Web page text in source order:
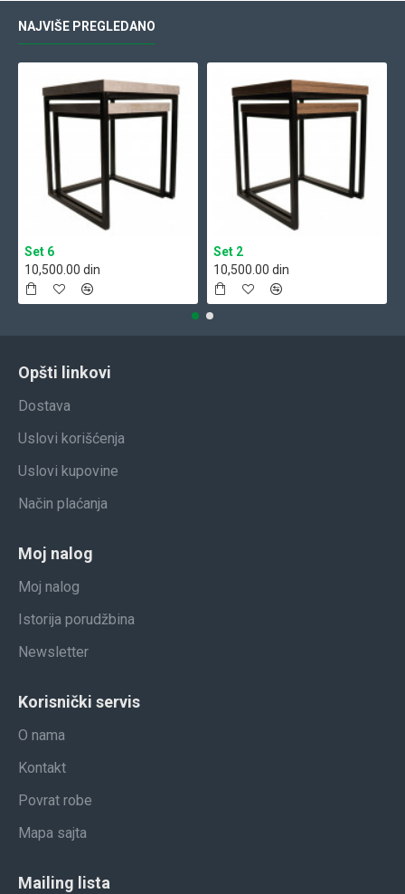
NAJVIŠE PREGLEDANO
Set 6
10,500.00 din
Set 2
10,500.00 din
Opšti linkovi
Dostava
Uslovi korišćenja
Uslovi kupovine
Način plaćanja
Moj nalog
Moj nalog
Istorija porudžbina
Newsletter
Korisnički servis
O nama
Kontakt
Povrat robe
Mapa sajta
Mailing lista